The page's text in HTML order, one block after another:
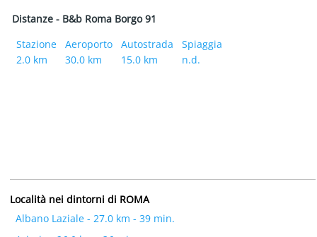
Distanze - B&b Roma Borgo 91
Stazione
2.0 km
Aeroporto
30.0 km
Autostrada
15.0 km
Spiaggia
n.d.
Località nei dintorni di ROMA
Albano Laziale - 27.0 km - 39 min.